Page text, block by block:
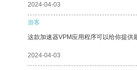
2024-04-03
游客
这款加速器VPM应用程序可以给你提供
2024-04-03